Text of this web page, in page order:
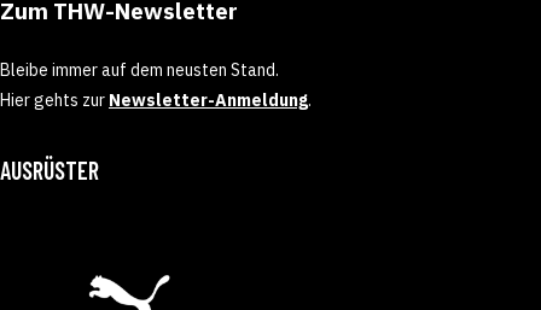
Zum THW-Newsletter
Bleibe immer auf dem neusten Stand.
Hier gehts zur Newsletter-Anmeldung.
AUSRÜSTER